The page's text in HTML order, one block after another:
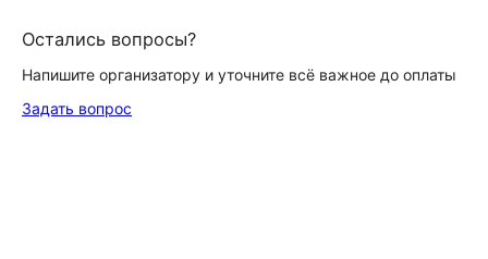
Остались вопросы?
Напишите организатору и уточните всё важное до оплаты
Задать вопрос